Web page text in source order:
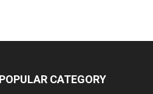
POPULAR CATEGORY